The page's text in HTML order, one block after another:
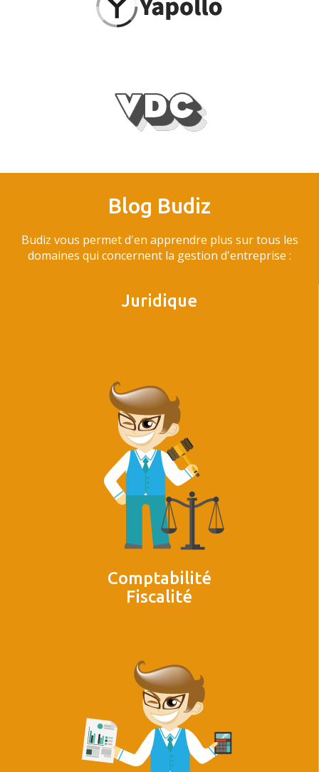
Blog Budiz
Budiz vous permet d'en apprendre plus sur tous les
domaines qui concernent la gestion d'entreprise :
Juridique
Comptabilité
Fiscalité